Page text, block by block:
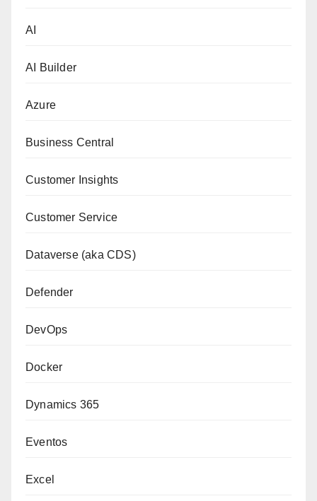
AI
AI Builder
Azure
Business Central
Customer Insights
Customer Service
Dataverse (aka CDS)
Defender
DevOps
Docker
Dynamics 365
Eventos
Excel